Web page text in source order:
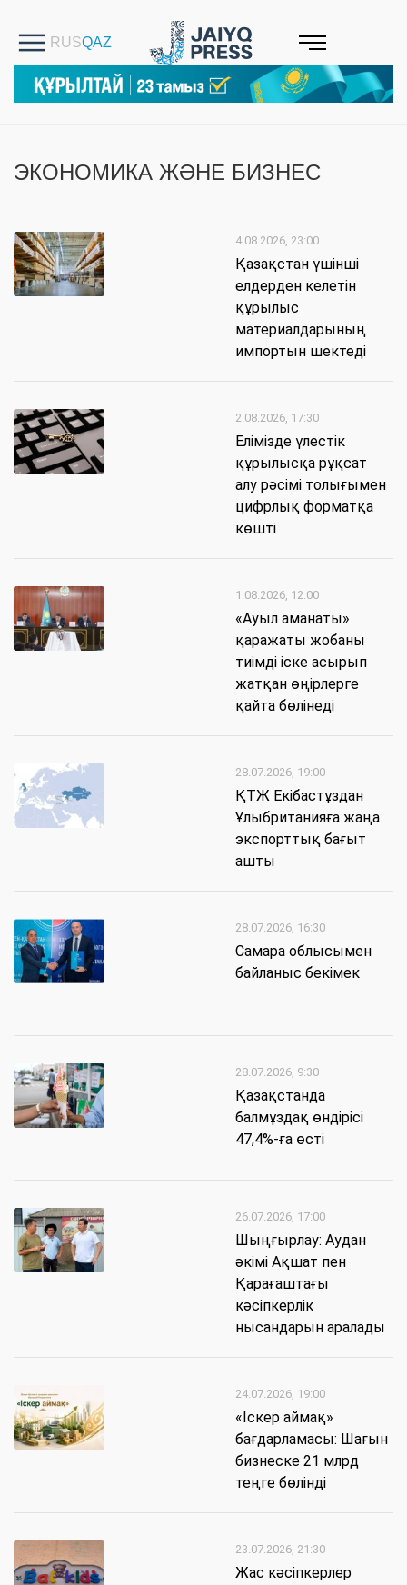
ЭКОНОМИКА ЖӘНЕ БИЗНЕС
4.08.2026, 23:00
Қазақстан үшінші
елдерден келетін
құрылыс
материалдарының
импортын шектеді
2.08.2026, 17:30
Елімізде үлестік
құрылысқа рұқсат
алу рәсімі толығымен
цифрлық форматқа
көшті
1.08.2026, 12:00
«Ауыл аманаты»
қаражаты жобаны
тиімді іске асырып
жатқан өңірлерге
қайта бөлінеді
28.07.2026, 19:00
​ҚТЖ Екібастұздан
Ұлыбританияға жаңа
экспорттық бағыт
ашты
28.07.2026, 16:30
Самара облысымен
байланыс бекімек
28.07.2026, 9:30
Қазақстанда
балмұздақ өндірісі
47,4%-ға өсті
26.07.2026, 17:00
​Шыңғырлау: Аудан
әкімі Ақшат пен
Қарағаштағы
кәсіпкерлік
нысандарын аралады
24.07.2026, 19:00
«Іскер аймақ»
бағдарламасы: Шағын
бизнеске 21 млрд
теңге бөлінді
23.07.2026, 21:30
Жас кәсіпкерлер